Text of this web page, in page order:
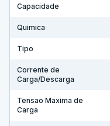
Capacidade
Quimica
Tipo
Corrente de
Carga/Descarga
Tensao Maxima de
Carga